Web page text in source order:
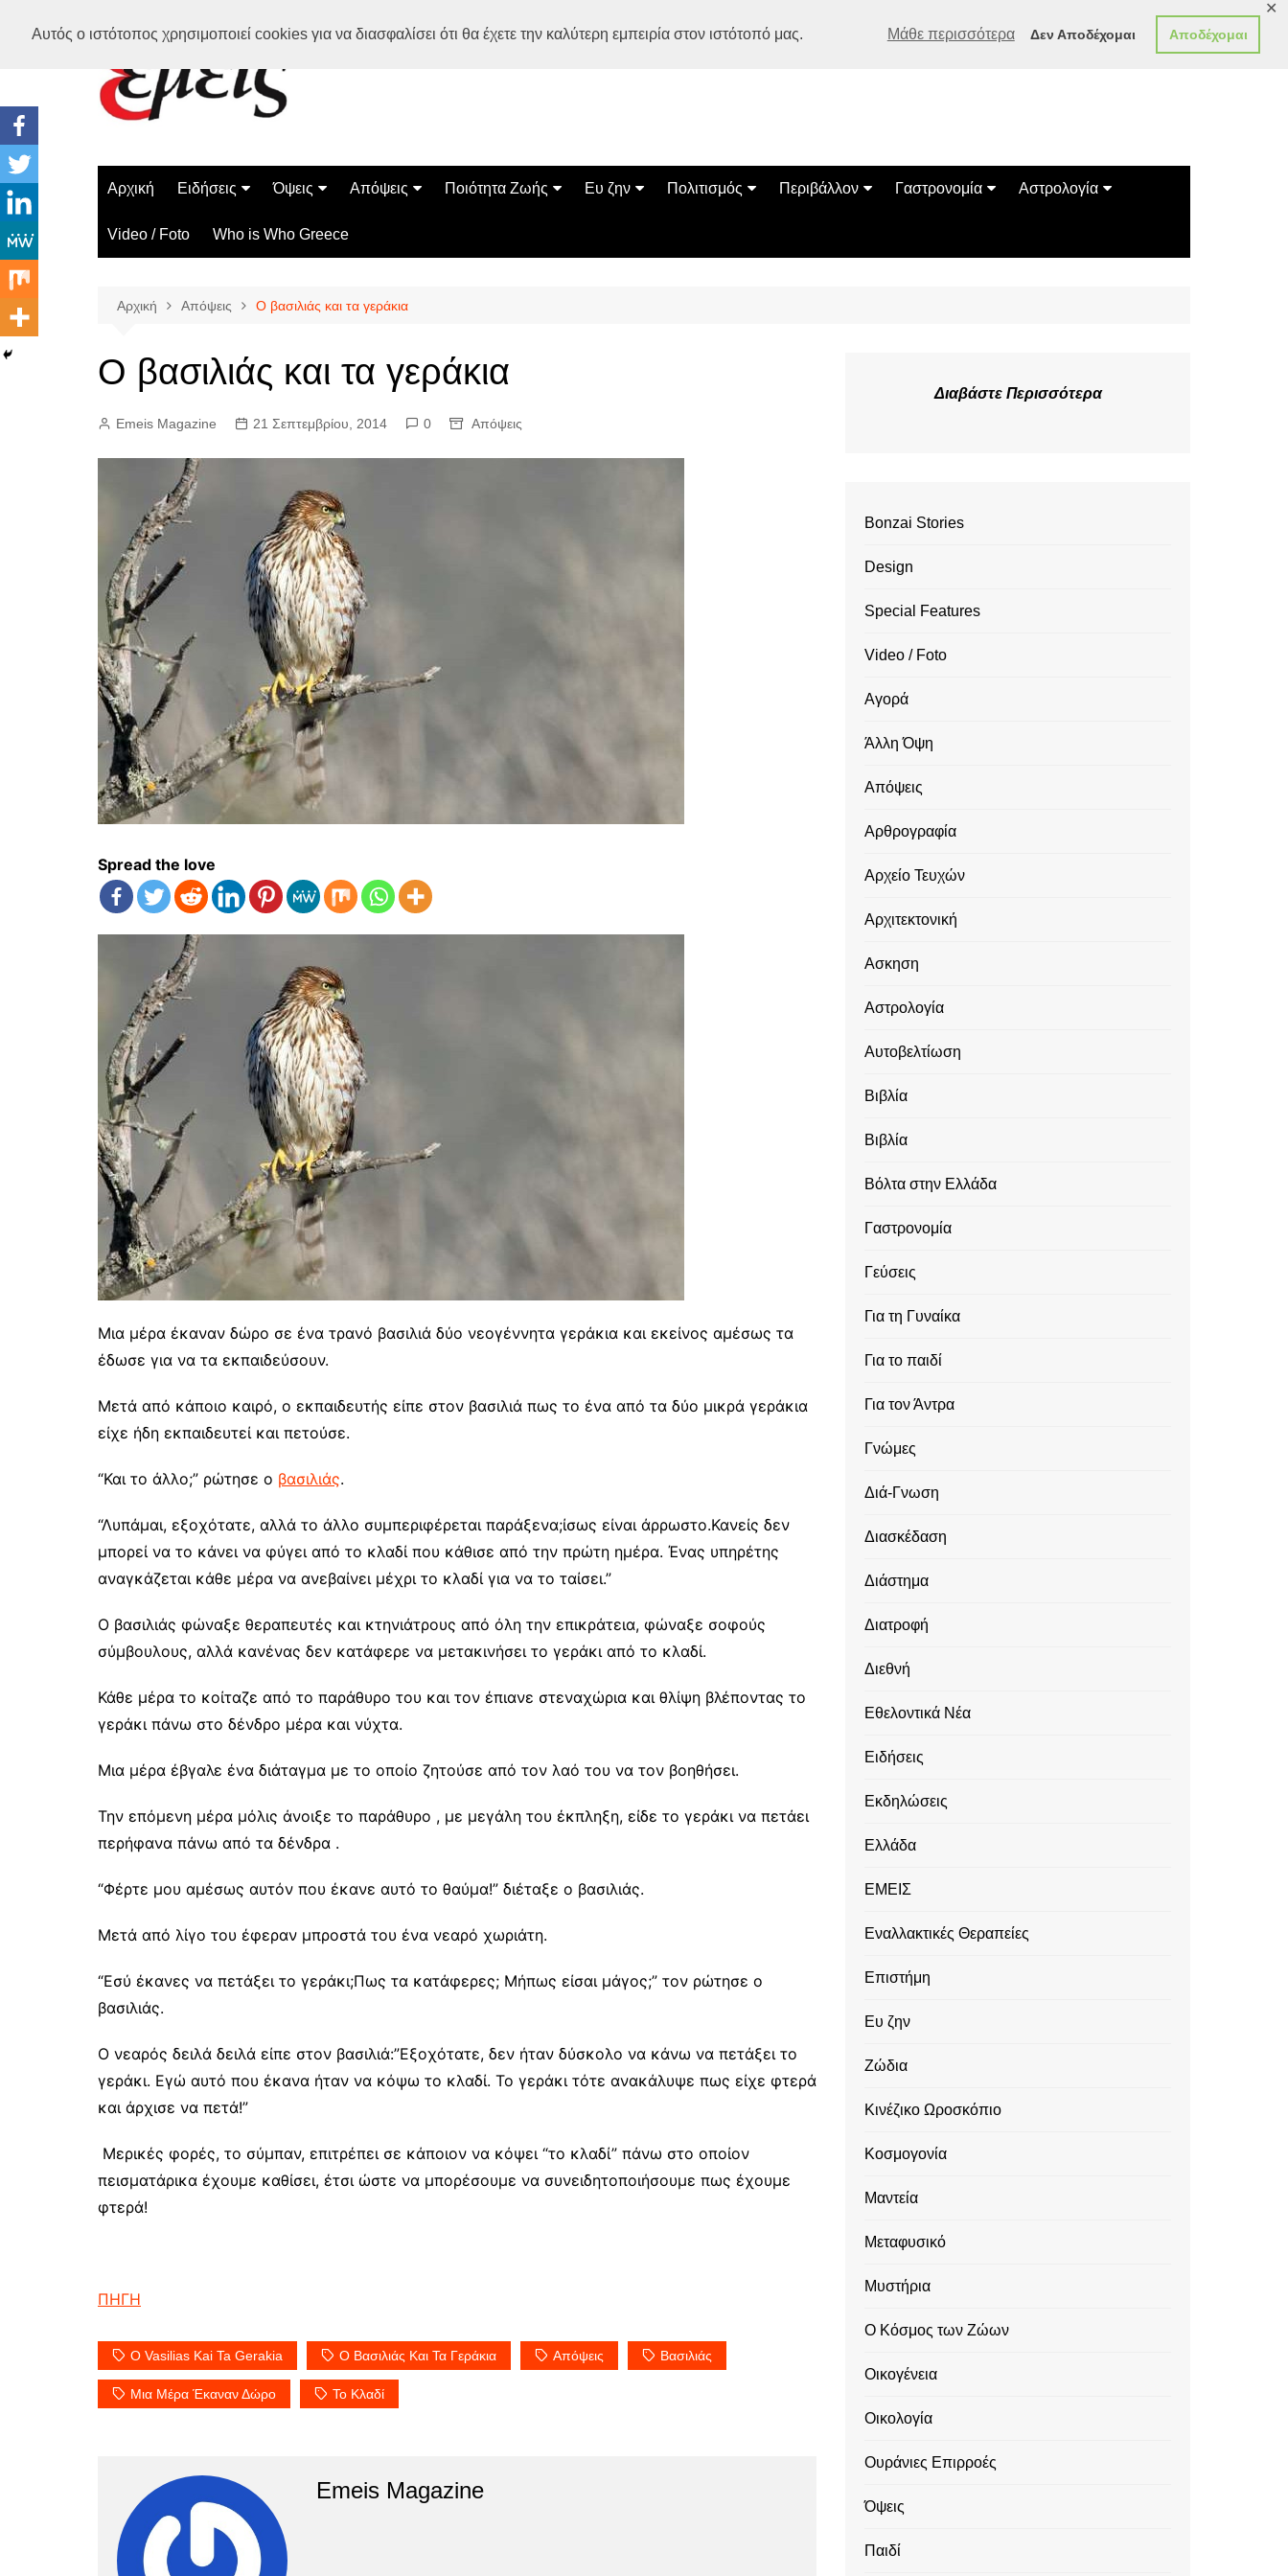
Αυτός ο ιστότοπος χρησιμοποιεί cookies για να διασφαλίσει ότι θα έχετε την καλύτερη εμπειρία στον ιστότοπό μας. Μάθε περισσότερα Δεν Αποδέχομαι Αποδέχομαι
✕
Αρχική Ειδήσεις
Ελλάδα
Διεθνή
Όψεις
Διάστημα
Επιστήμη
Απόψεις
Αρθρογραφία
Ποιότητα Ζωής
Ασκηση
Ευ ζην
Αυτοβελτίωση
Πολιτισμός
Εκδηλώσεις
Περιβάλλον
Οικολογία
Γαστρονομία
Συνταγές
Αστρολογία
Κινέζικο Ωροσκόπιο
Video / Foto Who is Who Greece
Αρχική Απόψεις Ο βασιλιάς και τα γεράκια
Ο βασιλιάς και τα γεράκια
Emeis Magazine 21 Σεπτεμβρίου, 2014 0 Απόψεις
Spread the love
Μια μέρα έκαναν δώρο σε ένα τρανό βασιλιά δύο νεογέννητα γεράκια και εκείνος αμέσως τα
έδωσε για να τα εκπαιδεύσουν.
Μετά από κάποιο καιρό, ο εκπαιδευτής είπε στον βασιλιά πως το ένα από τα δύο μικρά γεράκια
είχε ήδη εκπαιδευτεί και πετούσε.
“Και το άλλο;” ρώτησε ο βασιλιάς.
“Λυπάμαι, εξοχότατε, αλλά το άλλο συμπεριφέρεται παράξενα;ίσως είναι άρρωστο.Κανείς δεν
μπορεί να το κάνει να φύγει από το κλαδί που κάθισε από την πρώτη ημέρα. Ένας υπηρέτης
αναγκάζεται κάθε μέρα να ανεβαίνει μέχρι το κλαδί για να το ταίσει.”
Ο βασιλιάς φώναξε θεραπευτές και κτηνιάτρους από όλη την επικράτεια, φώναξε σοφούς
σύμβουλους, αλλά κανένας δεν κατάφερε να μετακινήσει το γεράκι από το κλαδί.
Κάθε μέρα το κοίταζε από το παράθυρο του και τον έπιανε στεναχώρια και θλίψη βλέποντας το
γεράκι πάνω στο δένδρο μέρα και νύχτα.
Μια μέρα έβγαλε ένα διάταγμα με το οποίο ζητούσε από τον λαό του να τον βοηθήσει.
Την επόμενη μέρα μόλις άνοιξε το παράθυρο , με μεγάλη του έκπληξη, είδε το γεράκι να πετάει
περήφανα πάνω από τα δένδρα .
“Φέρτε μου αμέσως αυτόν που έκανε αυτό το θαύμα!” διέταξε ο βασιλιάς.
Μετά από λίγο του έφεραν μπροστά του ένα νεαρό χωριάτη.
“Εσύ έκανες να πετάξει το γεράκι;Πως τα κατάφερες; Μήπως είσαι μάγος;” τον ρώτησε ο
βασιλιάς.
Ο νεαρός δειλά δειλά είπε στον βασιλιά:”Εξοχότατε, δεν ήταν δύσκολο να κάνω να πετάξει το
γεράκι. Εγώ αυτό που έκανα ήταν να κόψω το κλαδί. Το γεράκι τότε ανακάλυψε πως είχε φτερά
και άρχισε να πετά!”
Μερικές φορές, το σύμπαν, επιτρέπει σε κάποιον να κόψει “το κλαδί” πάνω στο οποίον
πεισματάρικα έχουμε καθίσει, έτσι ώστε να μπορέσουμε να συνειδητοποιήσουμε πως έχουμε
φτερά!
ΠΗΓΗ
O Vasilias Kai Ta Gerakia O Βασιλιάς Και Τα Γεράκια Απόψεις Βασιλιάς
Μια Μέρα Έκαναν Δώρο Το Κλαδί
Emeis Magazine
Διαβάστε Περισσότερα
Bonzai Stories
Design
Special Features
Video / Foto
Αγορά
Άλλη Όψη
Απόψεις
Αρθρογραφία
Αρχείο Τευχών
Αρχιτεκτονική
Ασκηση
Αστρολογία
Αυτοβελτίωση
Βιβλία
Βιβλία
Βόλτα στην Ελλάδα
Γαστρονομία
Γεύσεις
Για τη Γυναίκα
Για το παιδί
Για τον Άντρα
Γνώμες
Διά-Γνωση
Διασκέδαση
Διάστημα
Διατροφή
Διεθνή
Εθελοντικά Νέα
Ειδήσεις
Εκδηλώσεις
Ελλάδα
ΕΜΕΙΣ
Εναλλακτικές Θεραπείες
Επιστήμη
Ευ ζην
Ζώδια
Κινέζικο Ωροσκόπιο
Κοσμογονία
Μαντεία
Μεταφυσικό
Μυστήρια
Ο Κόσμος των Ζώων
Οικογένεια
Οικολογία
Ουράνιες Επιρροές
Όψεις
Παιδί